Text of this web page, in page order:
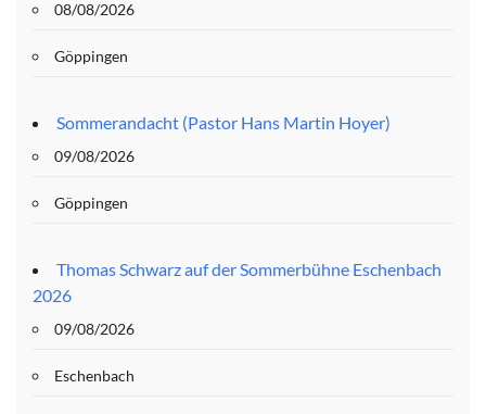
08/08/2026
Göppingen
Sommerandacht (Pastor Hans Martin Hoyer)
09/08/2026
Göppingen
Thomas Schwarz auf der Sommerbühne Eschenbach
2026
09/08/2026
Eschenbach